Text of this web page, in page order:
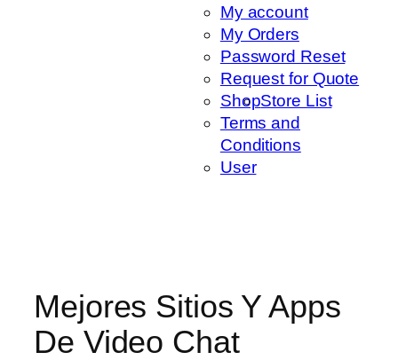
My account
My Orders
Password Reset
Request for Quote
ShopStore List
Terms and
Conditions
User
Mejores Sitios Y Apps
De Video Chat